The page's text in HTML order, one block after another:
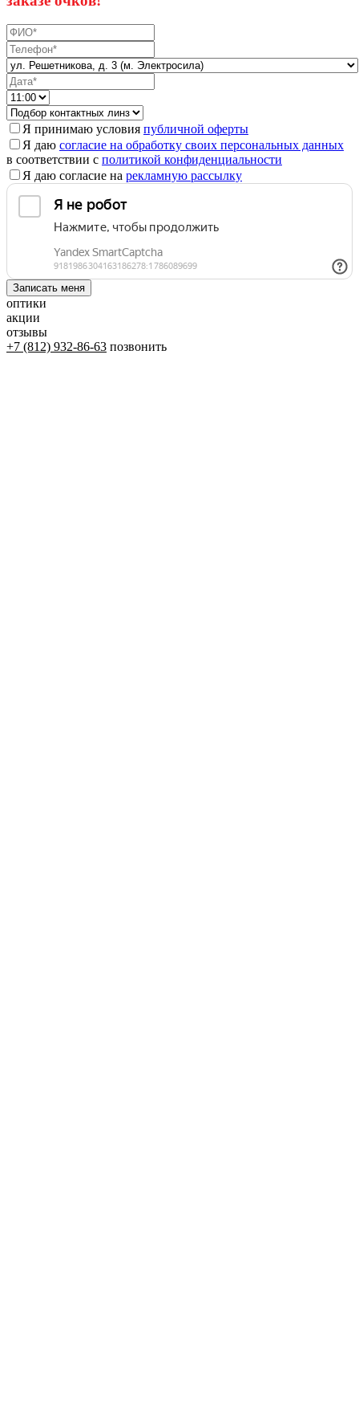
Я принимаю условия публичной оферты
Я даю согласие на обработку своих персональных данных
в соответствии с политикой конфиденциальности
Я даю согласие на рекламную рассылку
оптики
акции
отзывы
+7 (812) 932-86-63 позвонить